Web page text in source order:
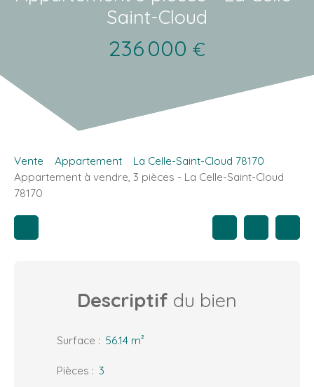
Saint-Cloud
236 000 €
Vente Appartement
La Celle-Saint-Cloud 78170
Appartement à vendre, 3 pièces - La Celle-Saint-Cloud
78170
Descriptif du bien
Surface : 56.14 m²
Pièces : 3